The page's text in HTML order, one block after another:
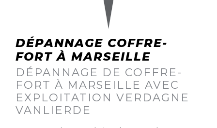
DÉPANNAGE COFFRE-
FORT À MARSEILLE
DÉPANNAGE DE COFFRE-
FORT À MARSEILLE AVEC
EXPLOITATION VERDAGNE
VANLIERDE